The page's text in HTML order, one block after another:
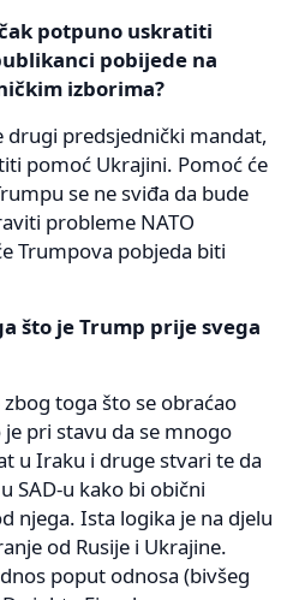
potpuno uskratiti
pobijede na
izborima?
drugi predsjednički mandat,
pomoć Ukrajini. Pomoć će
se ne sviđa da bude
probleme NATO
Trumpova pobjeda biti
što je Trump prije svega
toga što se obraćao
je pri stavu da se mnogo
u Iraku i druge stvari te da
SAD-u kako bi obični
njega. Ista logika je na djelu
od Rusije i Ukrajine.
poput odnosa (bivšeg